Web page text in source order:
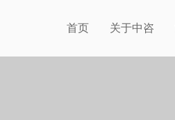
首页 关于中咨